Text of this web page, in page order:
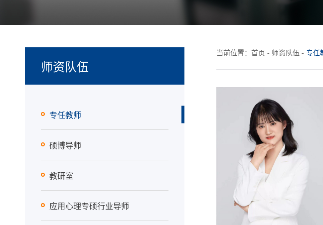
师资队伍
专任教师
硕博导师
教研室
应用心理专硕行业导师
当前位置： 首页 - 师资队伍 - 专任